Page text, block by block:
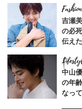
Fashion
吉瀬
の必
伝え
中山
の年
なって